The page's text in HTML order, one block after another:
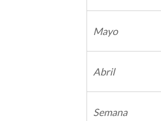
Mayo
Abril
Semana